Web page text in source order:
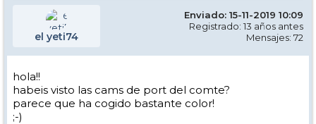
el yeti74
Enviado: 15-11-2019 10:09
Registrado: 13 años antes
Mensajes: 72
hola!!
habeis visto las cams de port del comte?
parece que ha cogido bastante color!
;-)